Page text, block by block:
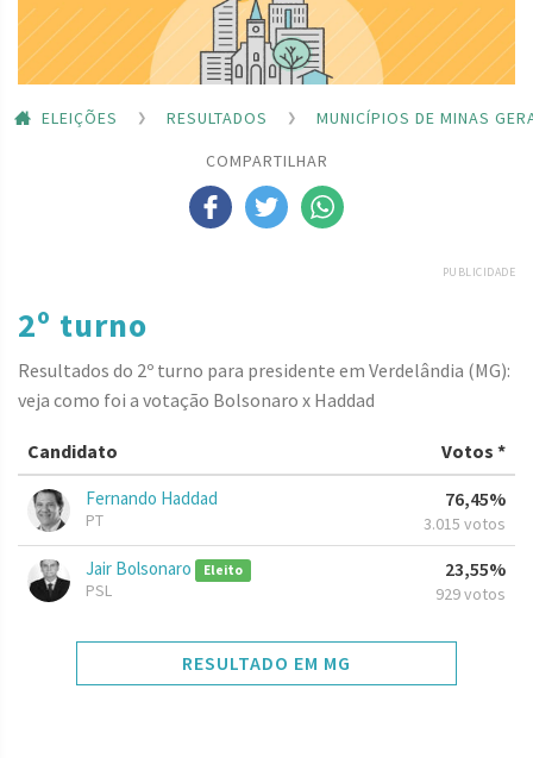
ELEIÇÕES RESULTADOS
MUNICÍPIOS DE MINAS
COMPARTILHAR
PUBLICIDADE
2º turno
Resultados do 2º turno para presidente em Verdelândia (MG):
veja como foi a votação Bolsonaro x Haddad
Candidato Votos *
Fernando Haddad
PT
76,45%
3.015 votos
Jair Bolsonaro Eleito
PSL
23,55%
929 votos
RESULTADO EM MG